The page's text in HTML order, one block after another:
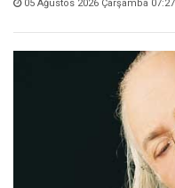
05 Ağustos 2026 Çarşamba 07:27